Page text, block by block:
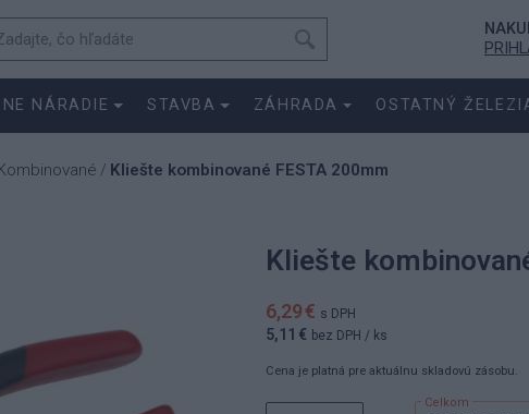
NÁRADIE STAVBA ZÁHRADA OSTATNÝ
Kombinované / Kliešte kombinované FESTA 200mm
Kliešte
6,29 € s DPH
5,11 € bez DPH / ks
Cena je platná pre aktuálnu skladovú zásobu.